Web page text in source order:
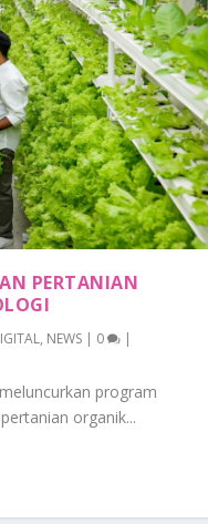
PERTANIAN
, NEWS | 0 |
program
organik...